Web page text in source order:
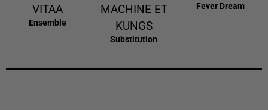
VITAA
Ensemble
MACHINE ET
KUNGS
Substitution
Fever Dream